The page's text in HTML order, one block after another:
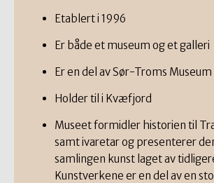
Etablert i 1996
Er både et museum og et galleri
Er en del av Sør-Troms Museum
Holder til i Kvæfjord
Museet formidler historien til
samt ivaretar og presenterer
samlingen kunst laget av
Kunstverkene er en del av en